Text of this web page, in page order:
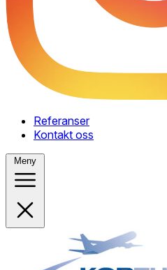
Referanser
Kontakt oss
Meny